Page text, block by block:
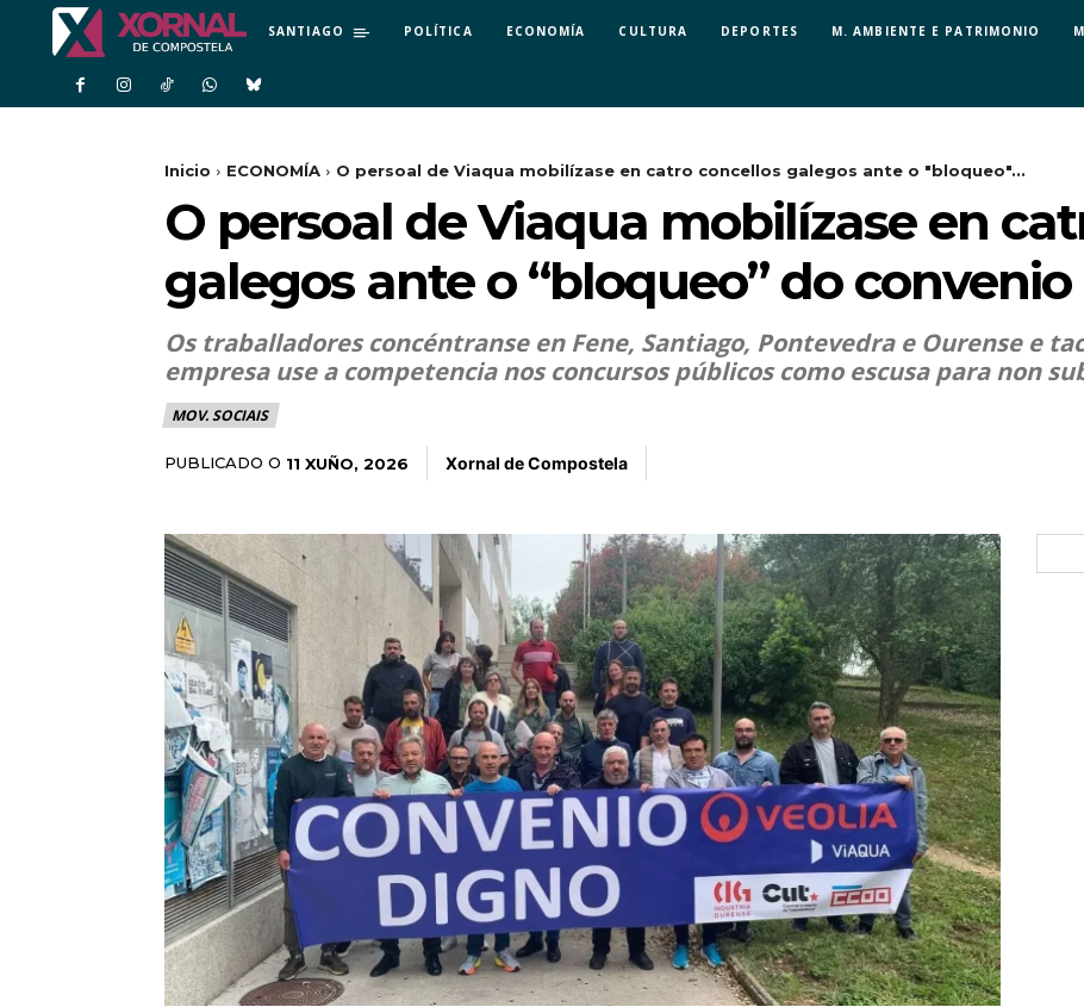
SANTIAGO POLÍTICA ECONOMÍA CULTURA DEPORTES M. AMBIENTE E PATRIMONIO
Inicio ECONOMÍA O persoal de Viaqua mobilízase en catro concellos galegos ante o "bloqueo"...
O persoal de Viaqua mobilízase en
galegos ante o “bloqueo” do convenio
Os traballadores concéntranse en Fene, Santiago, Pontevedra e Ourense e
empresa use a competencia nos concursos públicos como escusa para non
MOV. SOCIAIS
PUBLICADO O 11 XUÑO, 2026 Xornal de Compostela